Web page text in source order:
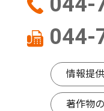
044-
情報提
著作物